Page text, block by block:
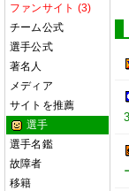
ファンサイト (3)
チーム公式
選手公式
著名人
メディア
サイトを推薦
選手
選手名鑑
故障者
移籍